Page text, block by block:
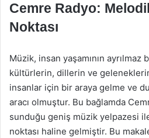
Cemre Radyo:
Noktası
Müzik, insan yaşamının ayrılmaz
kültürlerin, dillerin ve
insanlar için bir araya gelme ve
aracı olmuştur. Bu bağlamda
sunduğu geniş müzik yelpazesi
noktası haline gelmiştir. Bu